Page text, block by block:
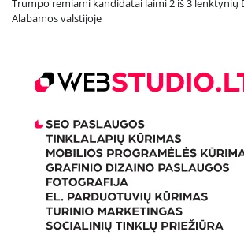
Trumpo remiami kandidatai laimi 2 iš 3 lenktynių
Alabamos valstijoje